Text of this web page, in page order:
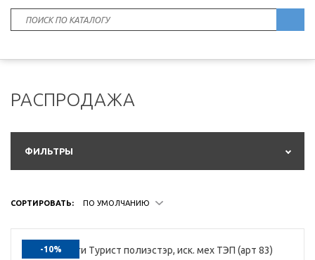
РАСПРОДАЖА
ФИЛЬТРЫ
СОРТИРОВАТЬ: ПО УМОЛЧАНИЮ
-10%